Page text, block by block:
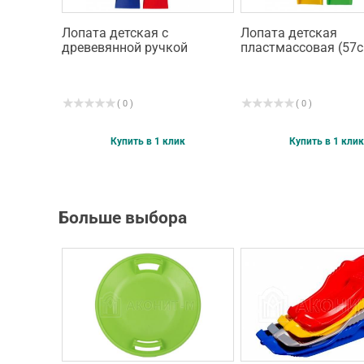
Лопата детская с
древевянной ручкой
( 0 )
Купить в 1 клик
Лопата детская
пластмассовая
( 0 )
Купить в 1 клик
Больше выбора